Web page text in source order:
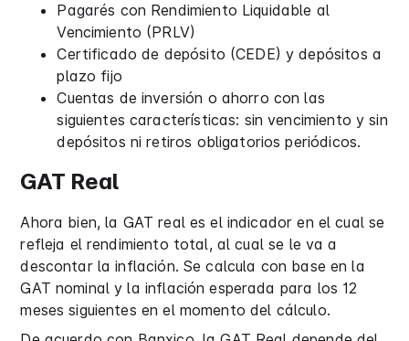
Pagarés con Rendimiento Liquidable al
Vencimiento (PRLV)
Certificado de depósito (CEDE) y depósitos a
plazo fijo
Cuentas de inversión o ahorro con las
siguientes características: sin vencimiento y sin
depósitos ni retiros obligatorios periódicos.
GAT Real
Ahora bien, la GAT real es el indicador en el cual se
refleja el rendimiento total, al cual se le va a
descontar la inflación. Se calcula con base en la
GAT nominal y la inflación esperada para los 12
meses siguientes en el momento del cálculo.